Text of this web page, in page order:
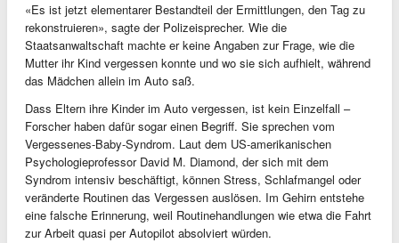
«Es ist jetzt elementarer Bestandteil der Ermittlungen, den Tag zu
rekonstruieren», sagte der Polizeisprecher. Wie die
Staatsanwaltschaft machte er keine Angaben zur Frage, wie die
Mutter ihr Kind vergessen konnte und wo sie sich aufhielt, während
das Mädchen allein im Auto saß.
Dass Eltern ihre Kinder im Auto vergessen, ist kein Einzelfall –
Forscher haben dafür sogar einen Begriff. Sie sprechen vom
Vergessenes-Baby-Syndrom. Laut dem US-amerikanischen
Psychologieprofessor David M. Diamond, der sich mit dem
Syndrom intensiv beschäftigt, können Stress, Schlafmangel oder
veränderte Routinen das Vergessen auslösen. Im Gehirn entstehe
eine falsche Erinnerung, weil Routinehandlungen wie etwa die Fahrt
zur Arbeit quasi per Autopilot absolviert würden.